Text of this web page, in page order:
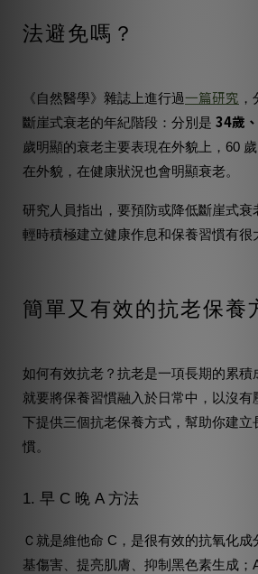
法避免嗎？
《自然醫學》雜誌上進行過一篇研究
斷崖式衰老的年紀階段：分別是 34歲
歲明顯的衰老主要表現在外貌上，60
在外貌，在健康狀況也會明顯衰老。
研究人員指出，要預防或降低斷崖式衰
輕時積極建立健康作息和保養習慣有很
簡單又有效的抗老保養
如何有效抗老？抗老是一項長期的累積
就要將保養習慣融入於日常中，以沒有
下提供三個抗老保養方式，幫助你建立
慣。
1. 早 C 晚 A 方法
Ｃ就是維他命 C，是很有效的抗氧化成
基傷害、提亮肌膚、抑制黑色素生成；